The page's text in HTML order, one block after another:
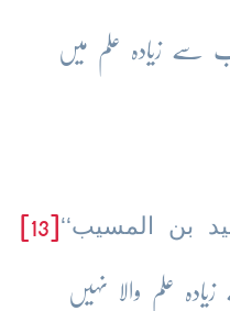
سے زیادہ علم میں
بن المسیب‘‘
علم والا نہیں